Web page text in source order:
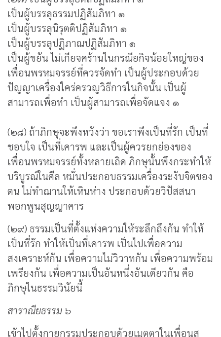
เป็นผู้บรรลุธรรมปฏิสัมภิทา ๑
เป็นผู้บรรลุนิรุตติปฏิสัมภิทา ๑
เป็นผู้บรรลุปฏิภาณปฏิสัมภิทา ๑
เป็นผู้ขยัน ไม่เกียจคร้านในกรณียกิจน้อยใหญ่ของ
เพื่อนพรหมจรรย์ที่ควรจัดทำ เป็นผู้ประกอบด้วย
ปัญญาเครื่องใคร่ครวญวิธีการในกิจนั้น เป็นผู้
สามารถเพื่อทำ เป็นผู้สามารถเพื่อจัดแจง ๑
(๒๘) ถ้าภิกษุจะพึงหวังว่า ขอเราพึงเป็นที่รัก เป็นที่
ชอบใจ เป็นที่เคารพ และเป็นผู้ควรยกย่องของ
เพื่อนพรหมจรรย์ทั้งหลายเถิด ภิกษุนั้นพึงกระทำให้
บริบูรณ์ในศีล หมั่นประกอบธรรมเครื่องระงับจิตของ
ตน ไม่ทำฌานให้เหินห่าง ประกอบด้วยวิปัสสนา
พอกพูนสุญญาคาร
(๒๙) ธรรมเป็นที่ตั้งแห่งความให้ระลึกถึงกัน ทำให้
เป็นที่รัก ทำให้เป็นที่เคารพ เป็นไปเพื่อความ
สงเคราะห์กัน เพื่อความไม่วิวาทกัน เพื่อความพร้อม
เพรียงกัน เพื่อความเป็นอันหนึ่งอันเดียวกัน คือ
ภิกษุในธรรมวินัยนี้
สาราณียธรรม ๖
เข้าไปตั้งกายกรรมประกอบด้วยเมตตาในเพื่อนส